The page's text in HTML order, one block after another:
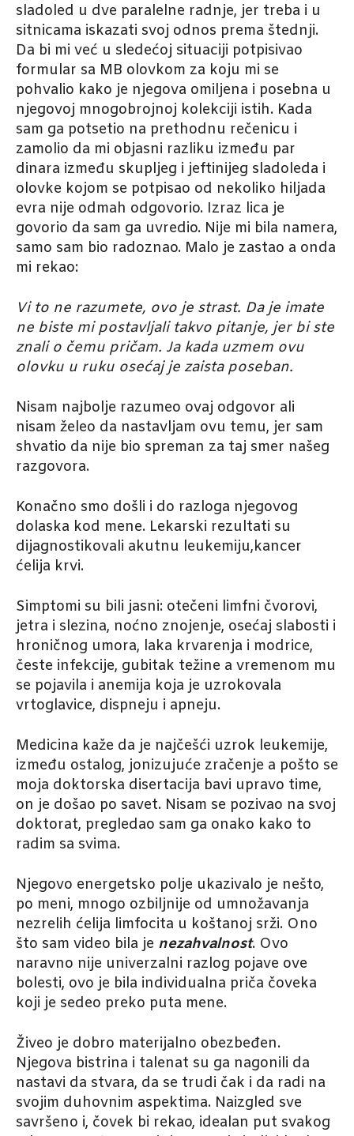
sladoled u dve paralelne radnje, jer treba i u
sitnicama iskazati svoj odnos prema štednji.
Da bi mi već u sledećoj situaciji potpisivao
formular sa MB olovkom za koju mi se
pohvalio kako je njegova omiljena i posebna u
njegovoj mnogobrojnoj kolekciji istih. Kada
sam ga potsetio na prethodnu rečenicu i
zamolio da mi objasni razliku između par
dinara između skupljeg i jeftinijeg sladoleda i
olovke kojom se potpisao od nekoliko hiljada
evra nije odmah odgovorio. Izraz lica je
govorio da sam ga uvredio. Nije mi bila namera,
samo sam bio radoznao. Malo je zastao a onda
mi rekao:
Vi to ne razumete, ovo je strast. Da je imate
ne biste mi postavljali takvo pitanje, jer bi ste
znali o čemu pričam. Ja kada uzmem ovu
olovku u ruku osećaj je zaista poseban.
Nisam najbolje razumeo ovaj odgovor ali
nisam želeo da nastavljam ovu temu, jer sam
shvatio da nije bio spreman za taj smer našeg
razgovora.
Konačno smo došli i do razloga njegovog
dolaska kod mene. Lekarski rezultati su
dijagnostikovali akutnu leukemiju,kancer
ćelija krvi.
Simptomi su bili jasni: otečeni limfni čvorovi,
jetra i slezina, noćno znojenje, osećaj slabosti i
hroničnog umora, laka krvarenja i modrice,
česte infekcije, gubitak težine a vremenom mu
se pojavila i anemija koja je uzrokovala
vrtoglavice, dispneju i apneju.
Medicina kaže da je najčešći uzrok leukemije,
između ostalog, jonizujuće zračenje a pošto se
moja doktorska disertacija bavi upravo time,
on je došao po savet. Nisam se pozivao na svoj
doktorat, pregledao sam ga onako kako to
radim sa svima.
Njegovo energetsko polje ukazivalo je nešto,
po meni, mnogo ozbiljnije od umnožavanja
nezrelih ćelija limfocita u koštanoj srži. Ono
što sam video bila je nezahvalnost. Ovo
naravno nije univerzalni razlog pojave ove
bolesti, ovo je bila individualna priča čoveka
koji je sedeo preko puta mene.
Živeo je dobro materijalno obezbeđen.
Njegova bistrina i talenat su ga nagonili da
nastavi da stvara, da se trudi čak i da radi na
svojim duhovnim aspektima. Naizgled sve
savršeno i, čovek bi rekao, idealan put svakog